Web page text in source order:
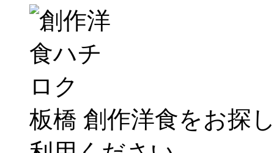
板橋 創作洋食をお探